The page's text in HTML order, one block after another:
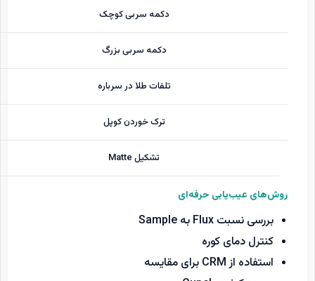
دکمه سربی کوچک
دکمه سربی بزرگ
تلفات طلا در سرباره
ترک خوردن کوپل
تشکیل Matte
روش‌های عیب‌یابی حرفه‌ای
بررسی نسبت Flux به Sample
کنترل دمای کوره
استفاده از CRM برای مقایسه